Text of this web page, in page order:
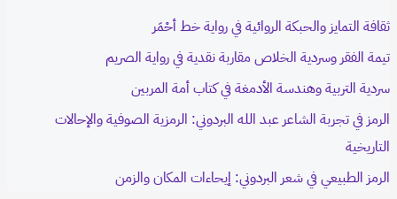
h
f
o
r
:
ثقافة التمايز والحبكة الروائية في رواية خط أحْمَر
تيمة الفقر وسردية الخلاص مقاربة نقدية في رواية الصريم
سردية التربية وهندسة الأدمغة في كتاب أمة المربين
الرمز في تجربة الشاعر عبد الله البردوني: الرمزية الصوفية والإحالات
التاريخية
الرمز الطبيعي في شعر البردوني: إيحاءات المكان والزمن